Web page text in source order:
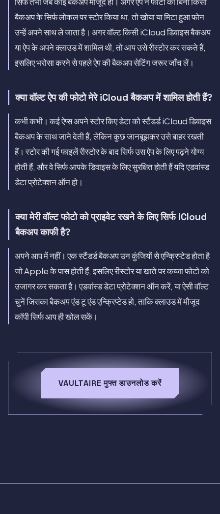
बैकअप के सिर्फ लोकल पर स्टोर किया था, तो खोया या मिटा हुआ फोन
उन्हें अपने साथ ले जाता है। अगर वॉल्ट किसी iCloud डिवाइस बैकअप
या ऐप के अपने क्लाउड में शामिल थी, तो आप उसे रीस्टोर कर सकते हैं,
इसलिए भरोसा करने से पहले ऐप की बैकअप सेटिंग जरूर जाँच लें।
क्या वॉल्ट ऐप की फोटो मेरे iCloud बैकअप में शामिल होती हैं?
कभी कभी। कई ऐप्स अपने स्टोर किए डेटा को स्टैंडर्ड iCloud डिवाइस
बैकअप के साथ जाने देती हैं, लेकिन कुछ जानबूझकर उसे बाहर रखती
हैं। स्टोर की गई फाइलें रीस्टोर के बाद सिर्फ उस ऐप के लिए पढ़ने योग्य
होती हैं, और वे सिर्फ आपके डिवाइस के लिए सुरक्षित होती हैं यदि एडवांस्ड
डेटा प्रोटेक्शन ऑन हो।
क्या मेरी वॉल्ट फोटो को प्राइवेट रखने के लिए सिर्फ iCloud
बैकअप काफी है?
अपने आप में नहीं। एक स्टैंडर्ड बैकअप उन कुंजियों से एन्क्रिप्टेड होता है
जो Apple के पास होती हैं, इसलिए रीस्टोर या खाते पर कब्जा फोटो को
उजागर कर सकता है। एडवांस्ड डेटा प्रोटेक्शन ऑन करें, या ऐसी वॉल्ट
चुनें जिसका बैकअप एंड टू एंड एन्क्रिप्टेड हो, ताकि क्लाउड में मौजूद
कॉपी सिर्फ आप ही खोल सकें।
VAULTAIRE मुफ्त डाउनलोड करें